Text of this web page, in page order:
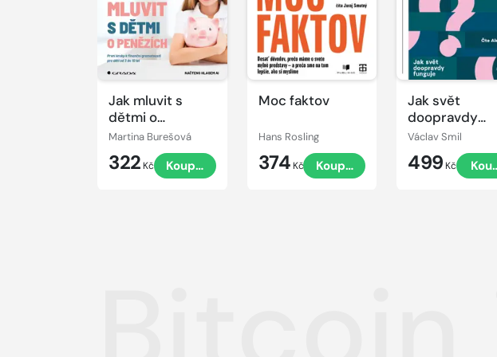
Jak mluvit s
dětmi o
penězích
Martina Burešová
322 Kč Koupit
Moc faktov
Hans Rosling
374 Kč Koupit
Jak svět
doopravdy
funguje
Václav Smil
499 Kč